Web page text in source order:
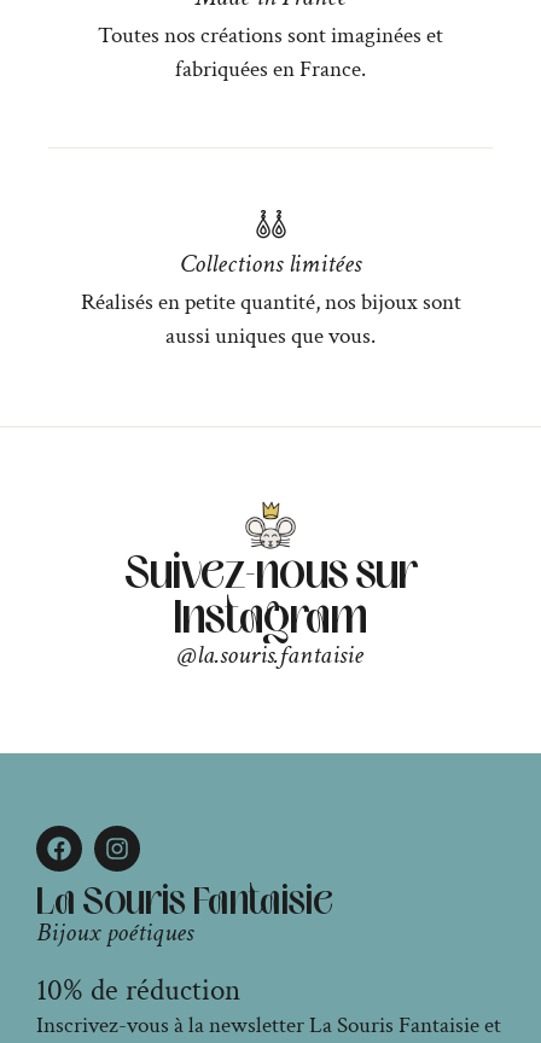
Toutes nos créations sont imaginées et
fabriquées en France.
Collections limitées
Réalisés en petite quantité, nos bijoux sont
aussi uniques que vous.
Suivez-nous sur
Instagram
@la.souris.fantaisie
La Souris Fantaisie
Bijoux poétiques
10% de réduction
Inscrivez-vous à la newsletter La Souris Fantaisie et